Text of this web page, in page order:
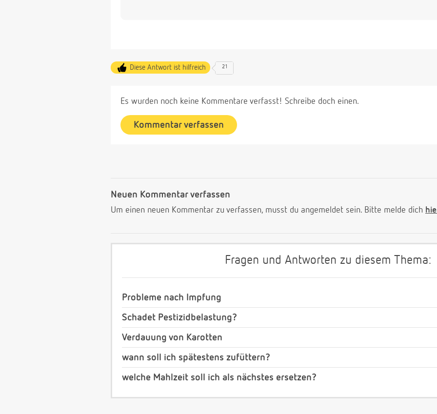
Diese Antwort ist hilfreich 21
Es wurden noch keine Kommentare verfasst! Schreibe doch einen.
Kommentar verfassen
Neuen Kommentar verfassen
Um einen neuen Kommentar zu verfassen, musst du angemeldet sein. Bitte melde dich
Fragen und Antworten zu diesem Thema:
Probleme nach Impfung
Schadet Pestizidbelastung?
Verdauung von Karotten
wann soll ich spätestens zufüttern?
welche Mahlzeit soll ich als nächstes ersetzen?